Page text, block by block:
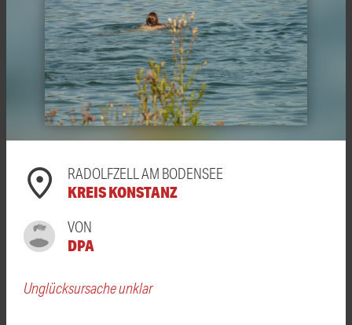
RADOLFZELL AM BODENSEE
KREIS KONSTANZ
VON
DPA
Unglücksursache unklar